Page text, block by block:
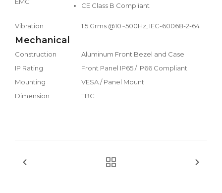
CE Class B Compliant
Vibration 1.5 Grms @10~500Hz, IEC-60068-2-64
Mechanical
Construction
Aluminum Front Bezel and Case
IP Rating
Front Panel IP65 / IP66 Compliant
Mounting
VESA / Panel Mount
Dimension
TBC